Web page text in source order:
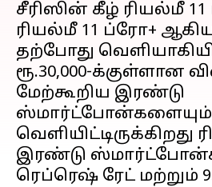
சீரிஸின் கீழ் ரியல்மீ
ரியல்மீ 11 ப்ரோ+
தற்போது
ரூ.30,000-க்குள்ளான
மேற்கூறிய இரண்டு
ஸ்மார்ட்போன்களையும்
வெளியிட்டிருக்கிறது
இரண்டு
ரெப்ரெஷ் ரேட் மற்றும்